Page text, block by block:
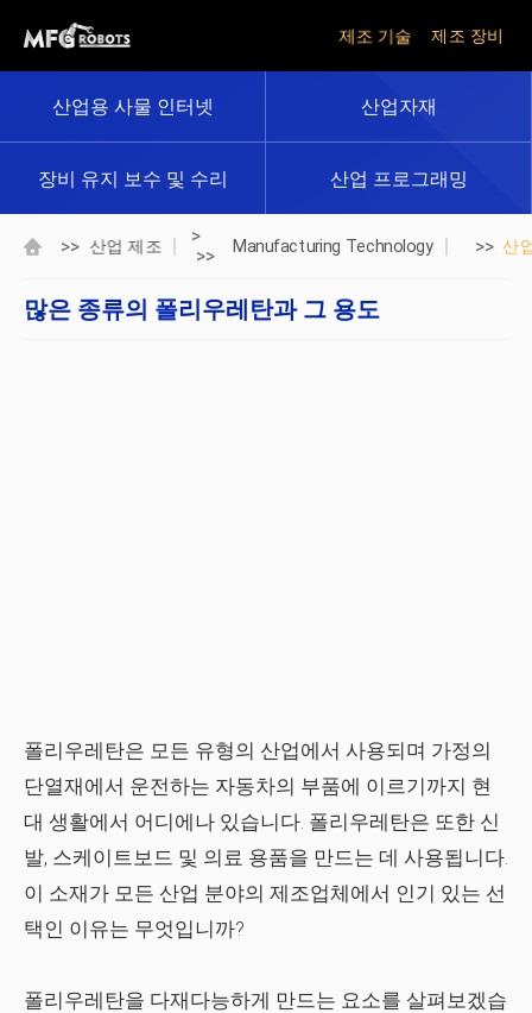
제조 기술 제조 장비
산업용 사물 인터넷 산업자재
장비 유지 보수 및 수리 산업 프로그래밍
>> 산업 제조
>
>>
Manufacturing Technology >> 산
많은 종류의 폴리우레탄과 그 용도
폴리우레탄은 모든 유형의 산업에서 사용되며 가정의
단열재에서 운전하는 자동차의 부품에 이르기까지 현
대 생활에서 어디에나 있습니다. 폴리우레탄은 또한 신
발, 스케이트보드 및 의료 용품을 만드는 데 사용됩니다.
이 소재가 모든 산업 분야의 제조업체에서 인기 있는 선
택인 이유는 무엇입니까?
폴리우레탄을 다재다능하게 만드는 요소를 살펴보겠습